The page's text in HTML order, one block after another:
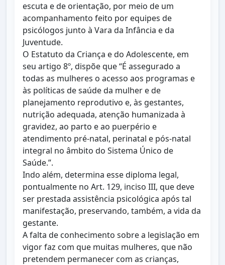
escuta e de orientação, por meio de um
acompanhamento feito por equipes de
psicólogos junto à Vara da Infância e da
Juventude.
O Estatuto da Criança e do Adolescente, em
seu artigo 8º, dispõe que “É assegurado a
todas as mulheres o acesso aos programas e
às políticas de saúde da mulher e de
planejamento reprodutivo e, às gestantes,
nutrição adequada, atenção humanizada à
gravidez, ao parto e ao puerpério e
atendimento pré-natal, perinatal e pós-natal
integral no âmbito do Sistema Único de
Saúde.”.
Indo além, determina esse diploma legal,
pontualmente no Art. 129, inciso III, que deve
ser prestada assistência psicológica após tal
manifestação, preservando, também, a vida da
gestante.
A falta de conhecimento sobre a legislação em
vigor faz com que muitas mulheres, que não
pretendem permanecer com as crianças,